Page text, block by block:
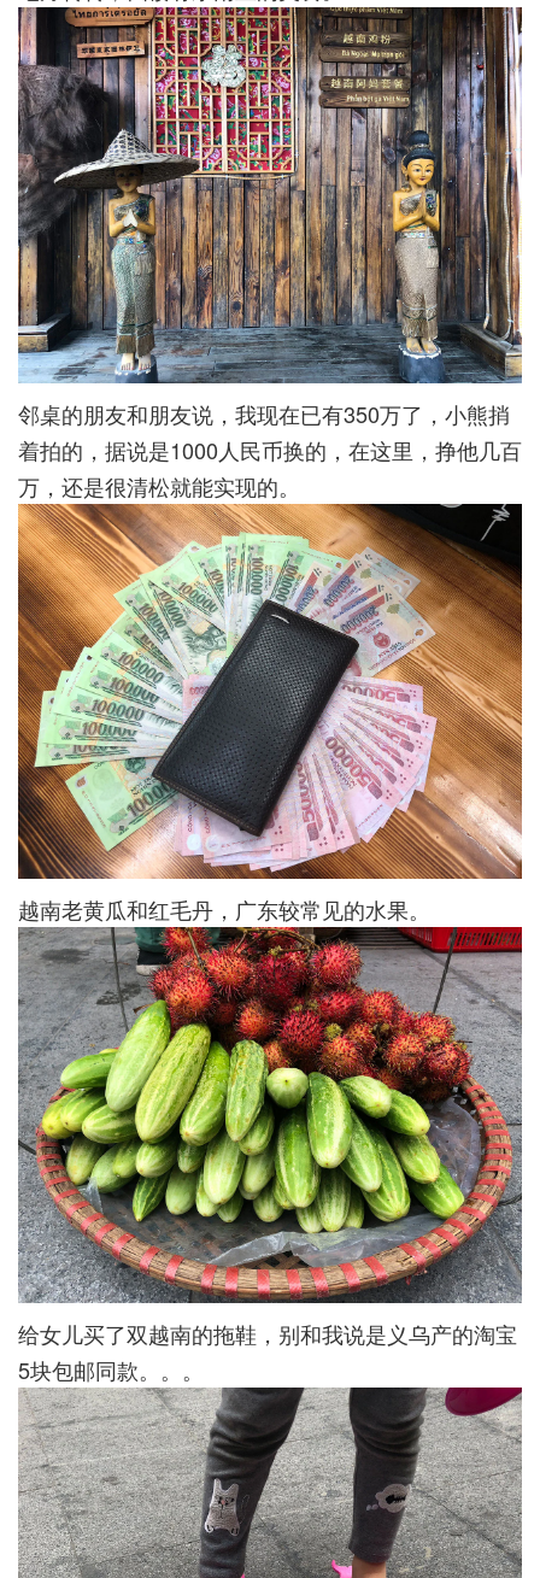
邻桌的朋友和朋友说，我现在已有350万了，小熊捎
着拍的，据说是1000人民币换的，在这里，挣他几百
万，还是很清松就能实现的。
越南老黄瓜和红毛丹，广东较常见的水果。
给女儿买了双越南的拖鞋，别和我说是义乌产的淘宝
5块包邮同款。。。